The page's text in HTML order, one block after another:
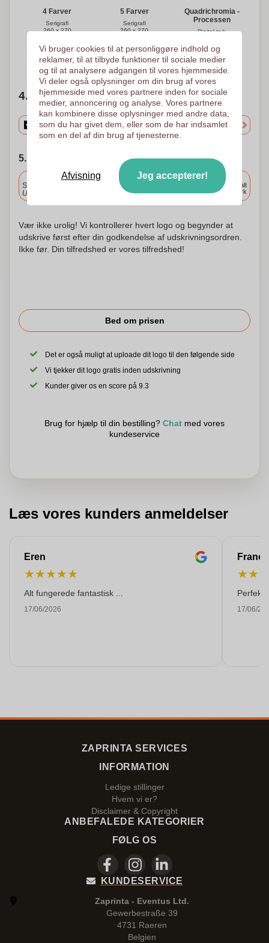
4 Farver
Serigrafi
260 x 270
5 Farver
Serigrafi
260 x 270
Quadrichromia -
Processen
Digital tryk
Brug for hjælp?Hjælp mig med at vælge
4. Vælg mængden
5. Vælg forsendelsesdato
Inkluderet
Standard levering
Upload og godkend dine filer i morgen før 9:30.
Levering overalt
i Danmark
Vær ikke urolig! Vi kontrollerer hvert logo og begynder at
udskrive først efter din godkendelse af udskrivningsordren.
Ikke før. Din tilfredshed er vores tilfredshed!
Bed om prisen
Det er også muligt at uploade dit logo til den følgende side
Vi tjekker dit logo gratis inden udskrivning
Kunder giver os en score på 9.3
Brug for hjælp til din bestilling? Chat med vores
kundeservice
Læs vores kunders anmeldelser
Eren
★★★★★
Alt fungerede fantastisk ...
17/06/2026
★★
17/06/
ZAPRINTA SERVICES
INFORMATION
Ledige stillinger
Hvem vi er?
Disclaimer & Copyright
ANBEFALEDE KATEGORIER
FØLG OS
KUNDESERVICE
Zaprinta - Eventus Ltd.
Gewerbestraße 39
4731 Raeren
Belgien
Vi bruger cookies til at personliggøre indhold og
reklamer, til at tilbyde funktioner til sociale medier
og til at analysere adgangen til vores hjemmeside.
Vi deler også oplysninger om din brug af vores
hjemmeside med vores partnere inden for sociale
medier, annoncering og analyse. Vores partnere
kan kombinere disse oplysninger med andre data,
som du har givet dem, eller som de har indsamlet
som en del af din brug af tjenesterne.
Afvisning Jeg accepterer!